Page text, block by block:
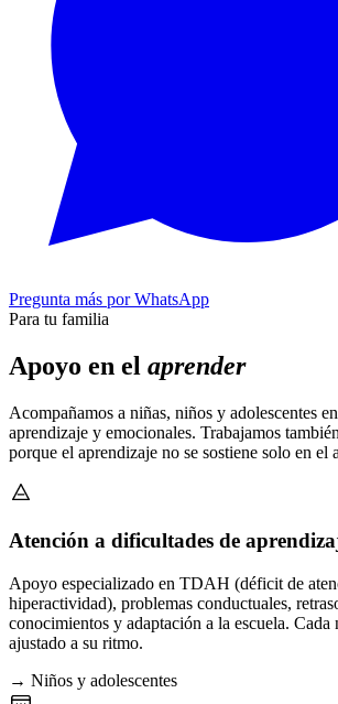
Pregunta más por WhatsApp
Para tu familia
Apoyo en el aprender
Acompañamos a niñas, niños y adolescentes
aprendizaje y emocionales. Trabajamos
porque el aprendizaje no se sostiene solo en el
Atención a dificultades de
Apoyo especializado en TDAH (déficit de
hiperactividad), problemas conductuales,
conocimientos y adaptación a la escuela. Cada
ajustado a su ritmo.
→ Niños y adolescentes